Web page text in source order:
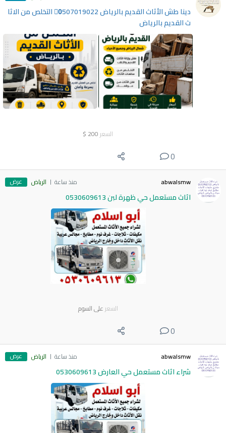
دينا طش الأثاث القديم بالرياض 0َ507019022 التخلص من الاثا
ث القديم بالرياض
السعر 200
$
0
abwalsmw منذ ساعة الرياض عرض
اثاث مستعمل حي ظهرة لبن 0530609613
السعر على السوم
0
abwalsmw منذ ساعة الرياض عرض
شراء اثاث مستعمل حي العارض 0530609613